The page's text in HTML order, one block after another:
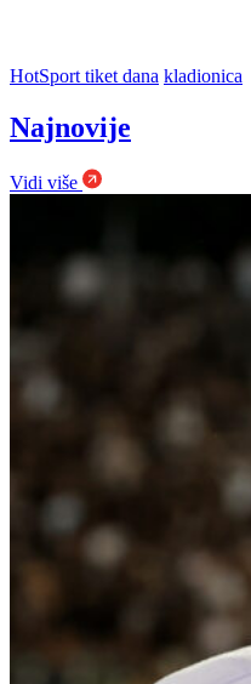
HotSport tiket dana kladionica
Najnovije
Vidi više